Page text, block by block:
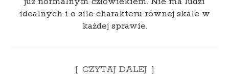
idealnych i o sile charakteru równej skale w
każdej sprawie.
CZYTAJ DALEJ